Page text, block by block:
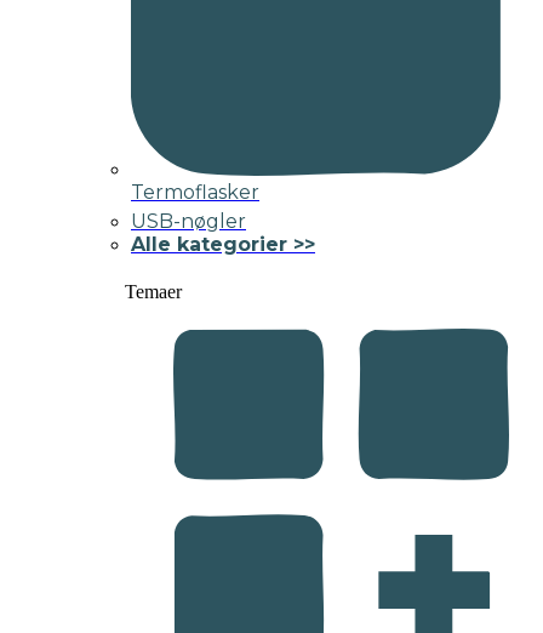
Termoflasker
USB-nøgler
Alle kategorier >>
Temaer